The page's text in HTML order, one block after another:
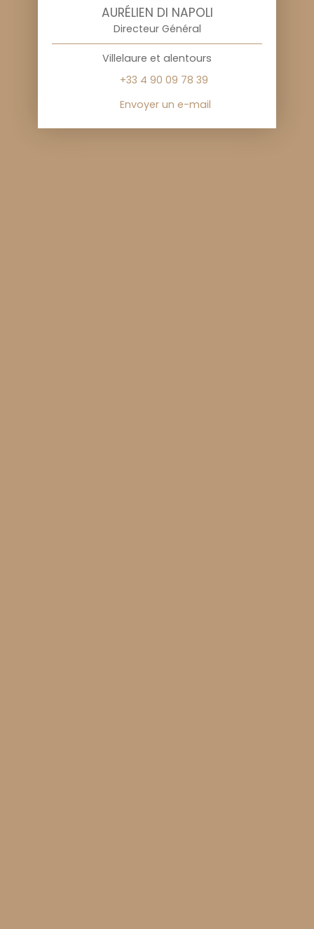
AURÉLIEN DI NAPOLI
Directeur Général
Villelaure et alentours
+33 4 90 09 78 39
Envoyer un e-mail